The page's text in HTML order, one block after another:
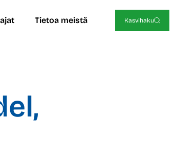
Tietoa meistä Kasvihaku